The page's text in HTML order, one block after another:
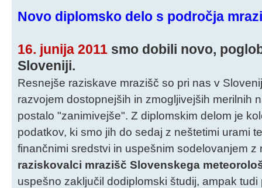
Novo diplomsko delo s področja
16. junija 2011 smo dobili novo,
Sloveniji.
Resnejše raziskave mrazišč so pri nas v
razvojem dostopnejših in zmogljivejših merilnih
postalo "zanimivejše". Z diplomskim delom je
podatkov, ki smo jih do sedaj z neštetimi urami
finančnimi sredstvi in uspešnim sodelovanjem z
raziskovalci mrazišč Slovenskega
uspešno zaključil dodiplomski študij, ampak